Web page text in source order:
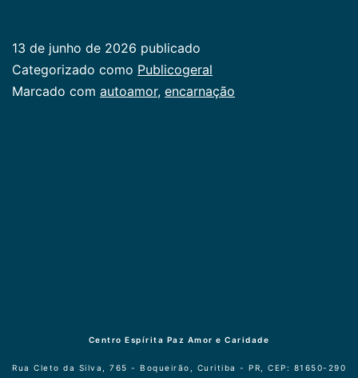
o
autoamor
13 de junho de 2026 publicado
Categorizado como Publicogeral
Marcado com autoamor, encarnação
Centro Espírita Paz Amor e Caridade
Rua Cleto da Silva, 765 - Boqueirão, Curitiba - PR, CEP: 81650-290